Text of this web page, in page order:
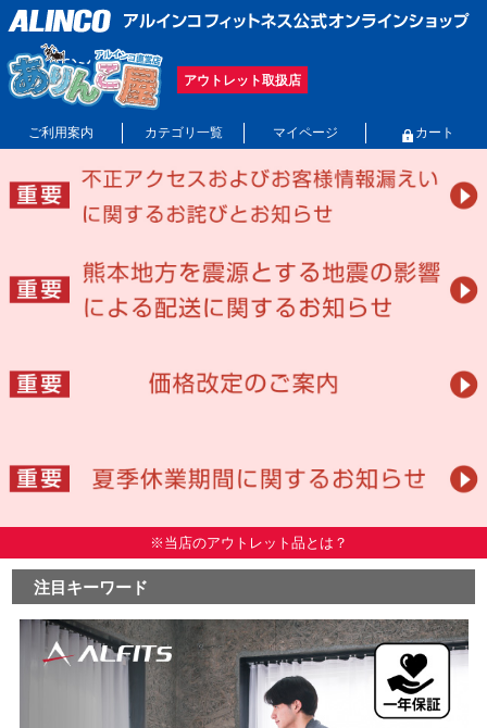
アウトレット取扱店
ご利用案内 カテゴリ一覧 マイページ カート
※当店のアウトレット品とは？
注目キーワード